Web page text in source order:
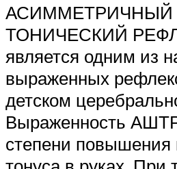
ТОНИЧЕСКИЙ
является одним из
выраженных
детском
Выраженность
степени